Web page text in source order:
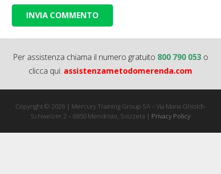
INVIA COMMENTO
Per assistenza chiama il numero gratuito 800 790 053 o
clicca qui: assistenzametodomerenda.com
Copyright © 2026 | Mercury Training Group SA – Via Maria Ghioldi-
Schweizer 2 – 6850 Mendrisio, Svizzera | Privacy Policy